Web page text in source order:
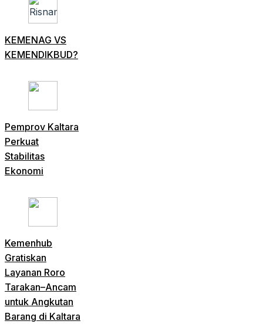
KEMENAG VS
KEMENDIKBUD?
Pemprov Kaltara
Perkuat
Stabilitas
Ekonomi
Kemenhub
Gratiskan
Layanan Roro
Tarakan–Ancam
untuk Angkutan
Barang di Kaltara